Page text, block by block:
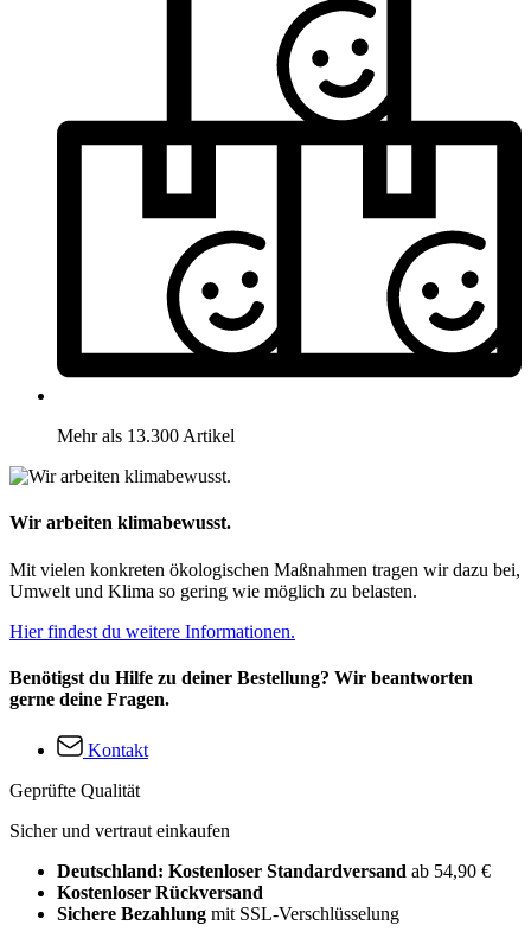
Mehr als 13.300 Artikel
Wir arbeiten klimabewusst.
Mit vielen konkreten ökologischen Maßnahmen tragen wir dazu bei,
Umwelt und Klima so gering wie möglich zu belasten.
Hier findest du weitere Informationen.
Benötigst du Hilfe zu deiner Bestellung? Wir beantworten
gerne deine Fragen.
Kontakt
Geprüfte Qualität
Sicher und vertraut einkaufen
Deutschland: Kostenloser Standardversand ab 54,90 €
Kostenloser Rückversand
Sichere Bezahlung mit SSL-Verschlüsselung